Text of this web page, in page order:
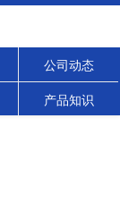
公司动态
产品知识